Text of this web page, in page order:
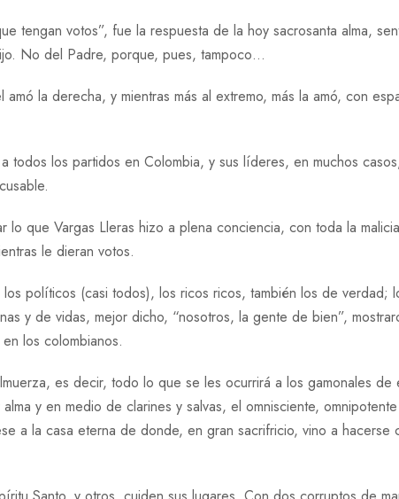
tengan votos”, fue la respuesta de la hoy sacrosanta alma,
No del Padre, porque, pues, tampoco…
la derecha, y mientras más al extremo, más la amó, con
todos los partidos en Colombia, y sus líderes, en muchos
lo que Vargas Lleras hizo a plena conciencia, con toda la
le dieran votos.
políticos (casi todos), los ricos ricos, también los de verdad;
y de vidas, mejor dicho, “nosotros, la gente de bien”,
los colombianos.
es decir, todo lo que se les ocurrirá a los gamonales de
y en medio de clarines y salvas, el omnisciente,
a la casa eterna de donde, en gran sacrifricio, vino a hacerse